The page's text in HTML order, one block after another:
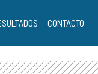
CONTACTO